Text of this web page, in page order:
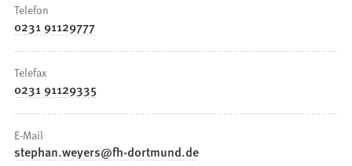
Telefon
0231 91129777
Telefax
0231 91129335
E-Mail
stephan.weyers fh-dortmund de